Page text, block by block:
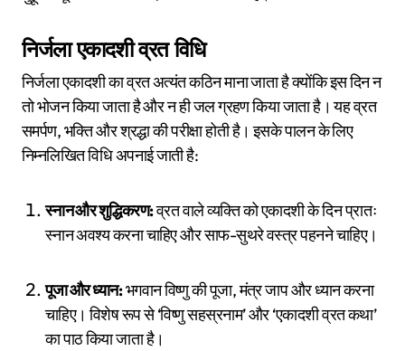
निर्जला एकादशी व्रत विधि
निर्जला एकादशी का व्रत अत्यंत कठिन माना जाता है क्योंकि इस दिन न
तो भोजन किया जाता है और न ही जल ग्रहण किया जाता है। यह व्रत
समर्पण, भक्ति और श्रद्धा की परीक्षा होती है। इसके पालन के लिए
निम्नलिखित विधि अपनाई जाती है:
स्नान और शुद्धिकरण:व्रत वाले व्यक्ति को एकादशी के दिन प्रातः
स्नान अवश्य करना चाहिए और साफ-सुथरे वस्त्र पहनने चाहिए।
पूजा और ध्यान:भगवान विष्णु की पूजा, मंत्र जाप और ध्यान करना
चाहिए। विशेष रूप से ‘विष्णु सहस्रनाम’ और ‘एकादशी व्रत कथा’
का पाठ किया जाता है।